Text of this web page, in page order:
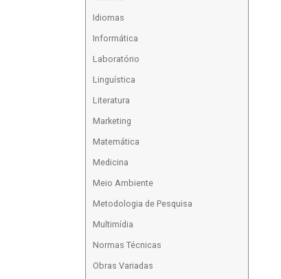
Idiomas
Informática
Laboratório
Linguística
Literatura
Marketing
Matemática
Medicina
Meio Ambiente
Metodologia de Pesquisa
Multimídia
Normas Técnicas
Obras Variadas